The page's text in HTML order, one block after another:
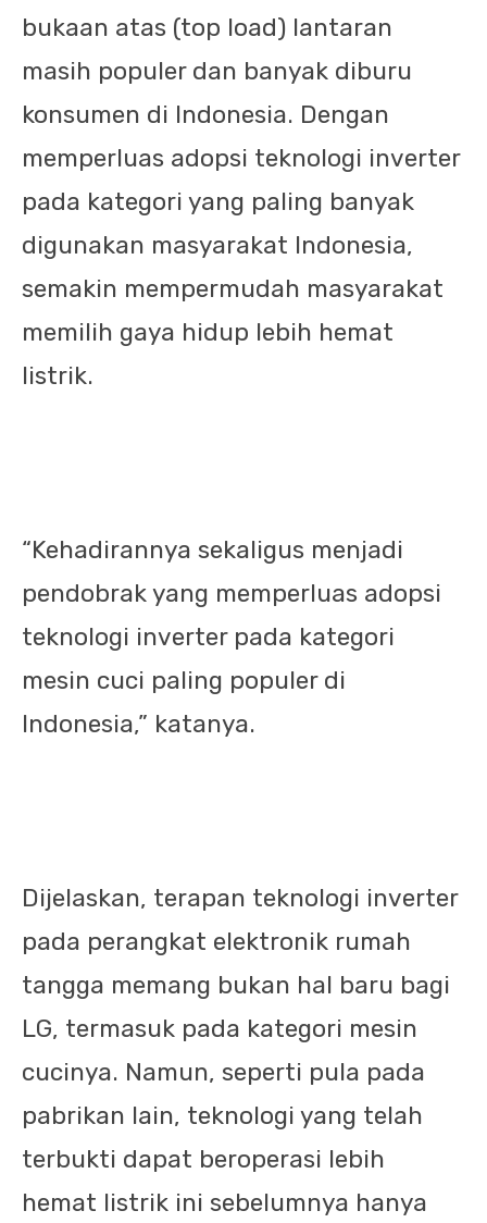
bukaan atas (top load) lantaran
masih populer dan banyak diburu
konsumen di Indonesia. Dengan
memperluas adopsi teknologi inverter
pada kategori yang paling banyak
digunakan masyarakat Indonesia,
semakin mempermudah masyarakat
memilih gaya hidup lebih hemat
listrik.
“Kehadirannya sekaligus menjadi
pendobrak yang memperluas adopsi
teknologi inverter pada kategori
mesin cuci paling populer di
Indonesia,” katanya.
Dijelaskan, terapan teknologi inverter
pada perangkat elektronik rumah
tangga memang bukan hal baru bagi
LG, termasuk pada kategori mesin
cucinya. Namun, seperti pula pada
pabrikan lain, teknologi yang telah
terbukti dapat beroperasi lebih
hemat listrik ini sebelumnya hanya